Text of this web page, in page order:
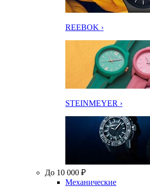
REEBOK ›
STEINMEYER ›
До 10 000 ₽
Механические